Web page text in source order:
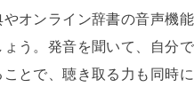
オンライン辞書の音声機
ょう。発音を聞いて、自分
とで、聴き取る力も同時